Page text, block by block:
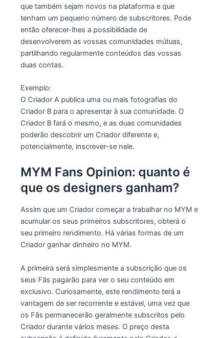
que também sejam novos na plataforma e que
tenham um pequeno número de subscritores. Pode
então oferecer-lhes a possibilidade de
desenvolverem as vossas comunidades mútuas,
partilhando regularmente conteúdos das vossas
duas contas.
Exemplo:
O Criador A publica uma ou mais fotografias do
Criador B para o apresentar à sua comunidade. O
Criador B fará o mesmo, e as duas comunidades
poderão descobrir um Criador diferente e,
potencialmente, inscrever-se nele.
MYM Fans Opinion: quanto é
que os designers ganham?
Assim que um Criador começar a trabalhar no MYM e
acumular os seus primeiros subscritores, obterá o
seu primeiro rendimento. Há várias formas de um
Criador ganhar dinheiro no MYM.
A primeira será simplesmente a subscrição que os
seus Fãs pagarão para ver o seu conteúdo em
exclusivo. Curiosamente, este rendimento terá a
vantagem de ser recorrente e estável, uma vez que
os Fãs permanecerão geralmente subscritos pelo
Criador durante vários meses. O preço desta